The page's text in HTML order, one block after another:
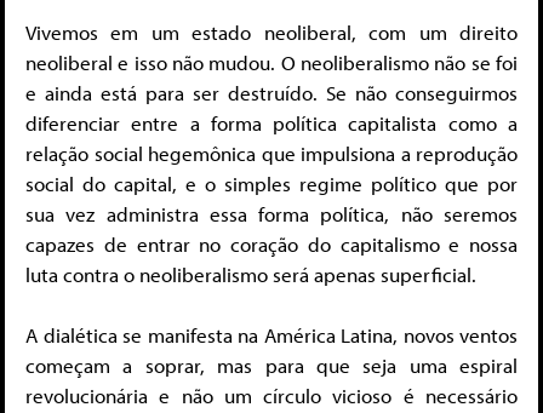
Vivemos em um estado neoliberal, com um direito
neoliberal e isso não mudou. O neoliberalismo não se foi
e ainda está para ser destruído. Se não conseguirmos
diferenciar entre a forma política capitalista como a
relação social hegemônica que impulsiona a reprodução
social do capital, e o simples regime político que por
sua vez administra essa forma política, não seremos
capazes de entrar no coração do capitalismo e nossa
luta contra o neoliberalismo será apenas superficial.
A dialética se manifesta na América Latina, novos ventos
começam a soprar, mas para que seja uma espiral
revolucionária e não um círculo vicioso é necessário